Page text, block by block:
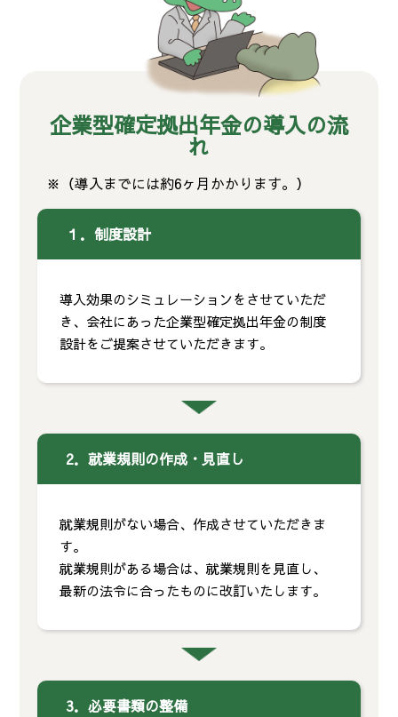
企業型確定拠出年金の導入の流
れ
※（導入までには約6ヶ月かかります。）
１．制度設計
導入効果のシミュレーションをさせていただ
き、会社にあった企業型確定拠出年金の制度
設計をご提案させていただきます。
2．就業規則の作成・見直し
就業規則がない場合、作成させていただきま
す。
就業規則がある場合は、就業規則を見直し、
最新の法令に合ったものに改訂いたします。
3．必要書類の整備